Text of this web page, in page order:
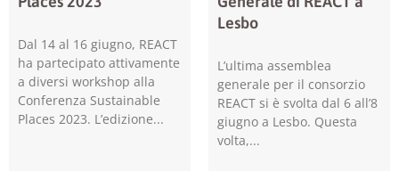
Dal 14 al 16 giugno, REACT
ha partecipato attivamente
a diversi workshop alla
Conferenza Sustainable
Places 2023. L’edizione
Lesbo
L’ultima assemblea
generale per il consorzio
REACT si è svolta dal 6 all’8
giugno a Lesbo. Questa
volta,